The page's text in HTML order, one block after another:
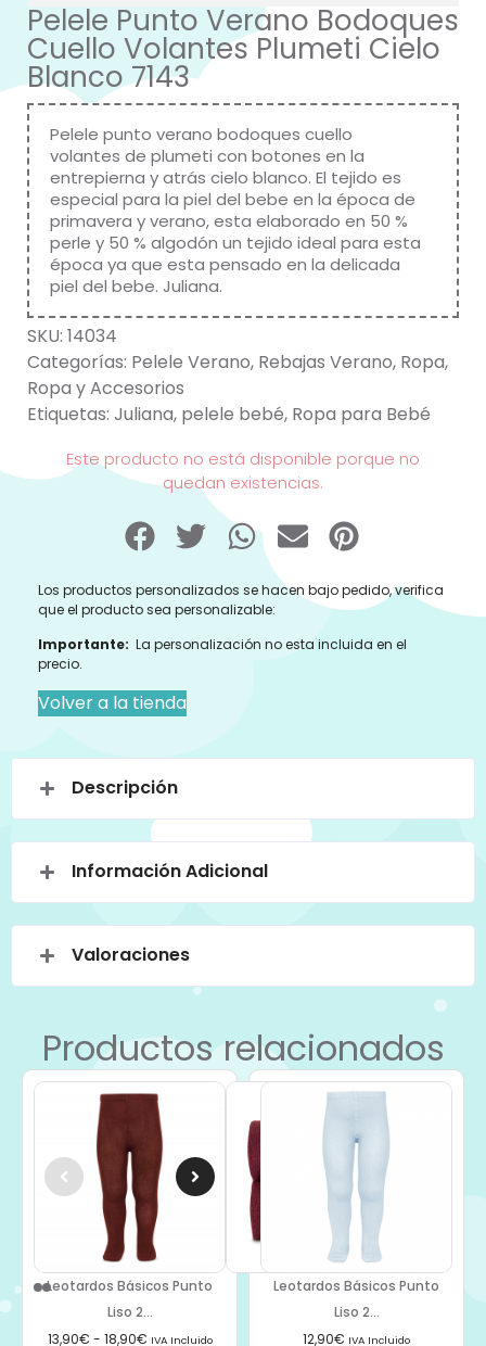
Pelele Punto Verano Bodoques
Cuello Volantes Plumeti Cielo
Blanco 7143
Pelele punto verano bodoques cuello
volantes de plumeti con botones en la
entrepierna y atrás cielo blanco. El tejido es
especial para la piel del bebe en la época de
primavera y verano, esta elaborado en 50 %
perle y 50 % algodón un tejido ideal para esta
época ya que esta pensado en la delicada
piel del bebe. Juliana.
SKU: 14034
Categorías: Pelele Verano, Rebajas Verano, Ropa,
Ropa y Accesorios
Etiquetas: Juliana, pelele bebé, Ropa para Bebé
Este producto no está disponible porque no
quedan existencias.
Los productos personalizados se hacen bajo pedido, verifica
que el producto sea personalizable:
Importante: La personalización no esta incluida en el
precio.
Volver a la tienda
Descripción
Información Adicional
Valoraciones
Productos relacionados
Leotardos Básicos Punto
Liso 2...
13,90€ - 18,90€ IVA Incluido
Leotardos Básicos Punto
Liso 2...
12,90€ IVA Incluido